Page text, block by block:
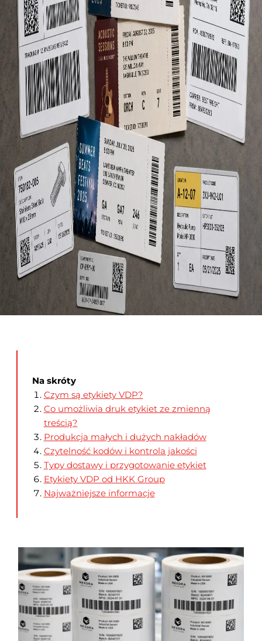
Na skróty
Czym są etykiety VDP?
Co umożliwia druk etykiet ze zmienną
treścią?
Produkcja małych i dużych nakładów
Czytelność kodów i kontrola jakości
Typy dostawy i przygotowanie etykiet
Etykiety VDP od HKK Group
Najważniejsze informacje